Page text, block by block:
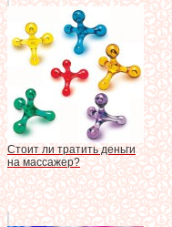
Стоит ли тратить деньги
на массажер?